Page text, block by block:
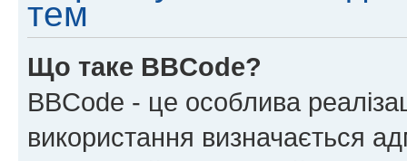
тем
Що таке BBCode?
BBCode - це особлива
використання визначається